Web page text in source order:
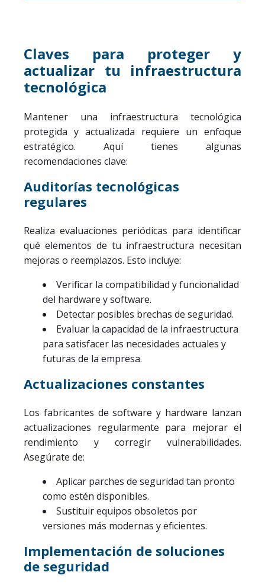
Claves para proteger y
actualizar tu infraestructura
tecnológica
Mantener una infraestructura tecnológica
protegida y actualizada requiere un enfoque
estratégico. Aquí tienes algunas
recomendaciones clave:
Auditorías tecnológicas
regulares
Realiza evaluaciones periódicas para identificar
qué elementos de tu infraestructura necesitan
mejoras o reemplazos. Esto incluye:
Verificar la compatibilidad y funcionalidad
del hardware y software.
Detectar posibles brechas de seguridad.
Evaluar la capacidad de la infraestructura
para satisfacer las necesidades actuales y
futuras de la empresa.
Actualizaciones constantes
Los fabricantes de software y hardware lanzan
actualizaciones regularmente para mejorar el
rendimiento y corregir vulnerabilidades.
Asegúrate de:
Aplicar parches de seguridad tan pronto
como estén disponibles.
Sustituir equipos obsoletos por
versiones más modernas y eficientes.
Implementación de soluciones
de seguridad